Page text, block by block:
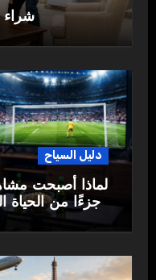
شراء
دليل السياح
لماذا أصبحت
جزءًا من الحياة